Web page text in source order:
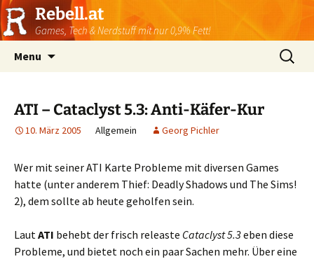
Rebell.at
Games, Tech & Nerdstuff mit nur 0,9% Fett!
Menu
Suchen
nach:
ATI – Cataclyst 5.3: Anti-Käfer-Kur
10. März 2005 Allgemein Georg Pichler
Wer mit seiner ATI Karte Probleme mit diversen Games
hatte (unter anderem Thief: Deadly Shadows und The Sims!
2), dem sollte ab heute geholfen sein.
LautATI behebt der frisch releaste Cataclyst 5.3eben diese
Probleme, und bietet noch ein paar Sachen mehr. Über eine